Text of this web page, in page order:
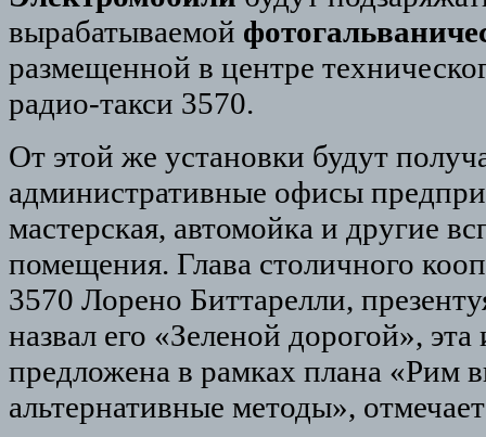
вырабатываемой
размещенной в центре
радио-такси 3570.
От этой же установки будут
административные офисы
мастерская, автомойка и другие
помещения. Глава столичного
3570 Лорено Биттарелли,
назвал его «Зеленой дорогой»,
предложена в рамках плана «Рим
альтернативные методы»,